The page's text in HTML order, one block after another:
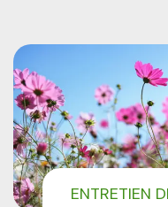
ENTRETIEN